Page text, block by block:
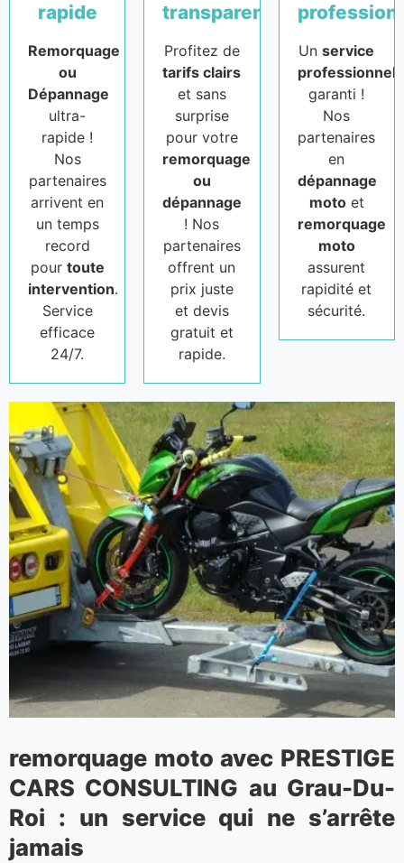
rapide
Remorquage
ou
Dépannage
ultra-
rapide !
Nos
partenaires
arrivent en
un temps
record
pour toute
intervention.
Service
efficace
24/7.
transparents
Profitez de
tarifs clairs
et sans
surprise
pour votre
remorquage
ou
dépannage
! Nos
partenaires
offrent un
prix juste
et devis
gratuit et
rapide.
Unservice
professionnel
garanti !
Nos
partenaires
en
dépannage
motoet
remorquage
moto
assurent
rapidité et
sécurité.
remorquage moto avec PRESTIGE
CARS CONSULTING au Grau-Du-
Roi : un service qui ne s’arrête
jamais